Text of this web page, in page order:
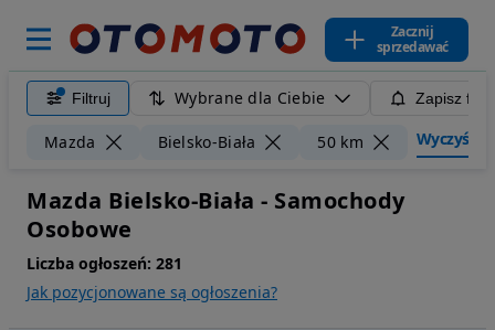
Zacznij
sprzedawać
Filtruj Wybrane dla Ciebie Zapisz
Mazda Bielsko-Biała 50 km Wyczyść
Mazda Bielsko-Biała - Samochody
Osobowe
Liczba ogłoszeń: 281
Jak pozycjonowane są ogłoszenia?